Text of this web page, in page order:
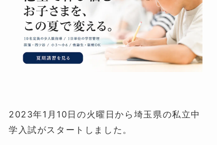
2023年1月10日の火曜日から埼玉県の私立中
学入試がスタートしました。